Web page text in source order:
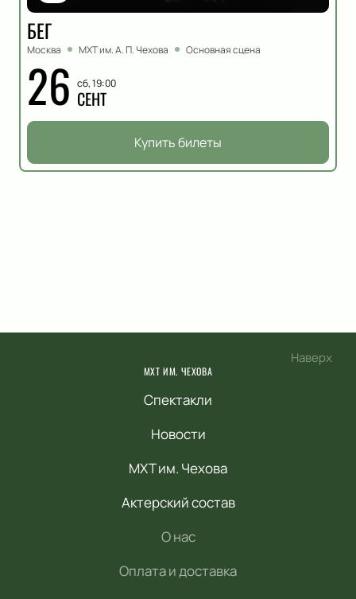
БЕГ
Москва МХТ им. А. П. Чехова Основная сцена
26 сб, 19:00
СЕНТ
Купить билеты
Наверх
МХТ ИМ. ЧЕХОВА
Спектакли
Новости
МХТ им. Чехова
Актерский состав
О нас
Оплата и доставка